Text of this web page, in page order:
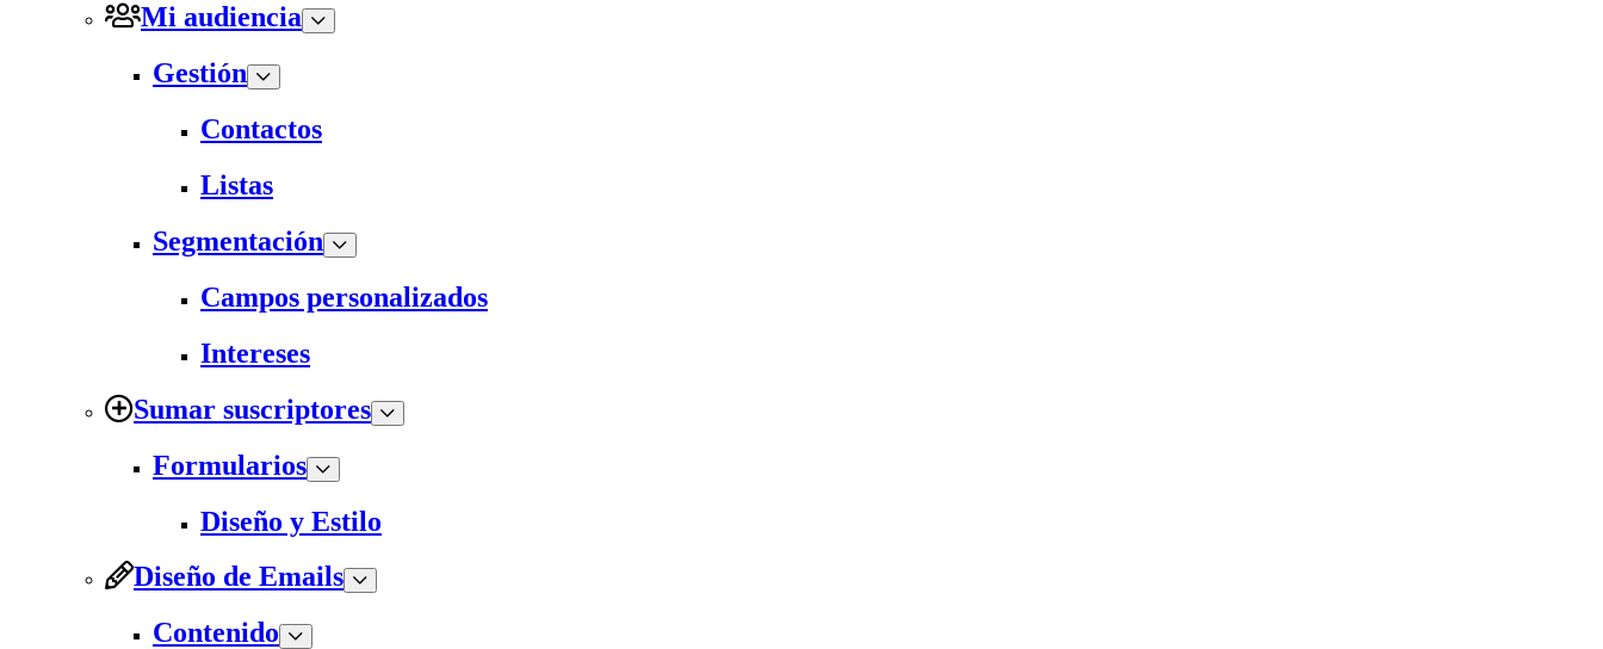
Mi audiencia
Gestión
Contactos
Listas
Segmentación
Campos personalizados
Intereses
Sumar suscriptores
Formularios
Diseño y Estilo
Diseño de Emails
Contenido